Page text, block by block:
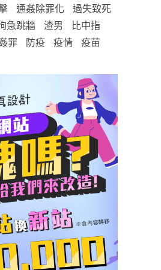
通姦除罪化
過失致死
急跳牆 渣男
比中指
罪 防疫 疫情
疫苗